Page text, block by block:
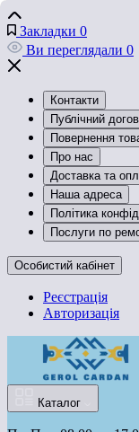
Закладки 0
Ви переглядали 0
Контакти
Публічний
Повернення
Про нас
Доставка та
Наша адреса
Політика
Послуги по
Особистий кабінет
Реєстрація
Авторизація
Каталог